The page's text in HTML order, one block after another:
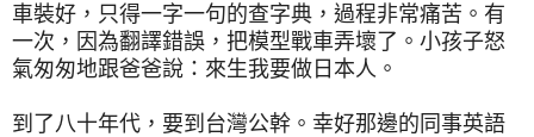
車裝好，只得一字一句的查字典，過程非常痛苦。有
一次，因為翻譯錯誤，把模型戰車弄壞了。小孩子怒
氣匆匆地跟爸爸說：來生我要做日本人。
到了八十年代，要到台灣公幹。幸好那邊的同事英語